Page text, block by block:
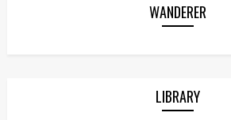
WANDERER
LIBRARY